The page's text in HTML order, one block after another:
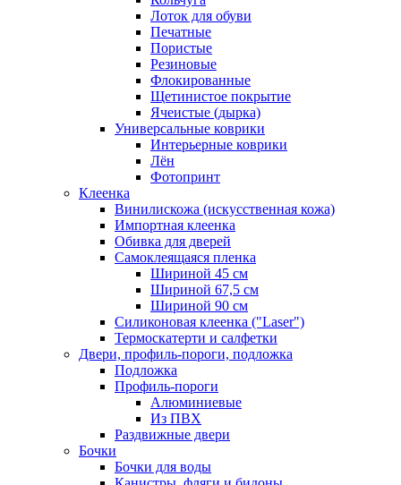
Лоток для обуви
Печатные
Пористые
Резиновые
Флокированные
Щетинистое покрытие
Ячеистые (дырка)
Универсальные коврики
Интерьерные коврики
Лён
Фотопринт
Клеенка
Винилискожа (искусственная кожа)
Импортная клеенка
Обивка для дверей
Самоклеящаяся пленка
Шириной 45 см
Шириной 67,5 см
Шириной 90 см
Силиконовая клеенка ("Laser")
Термоскатерти и салфетки
Двери, профиль-пороги, подложка
Подложка
Профиль-пороги
Алюминиевые
Из ПВХ
Раздвижные двери
Бочки
Бочки для воды